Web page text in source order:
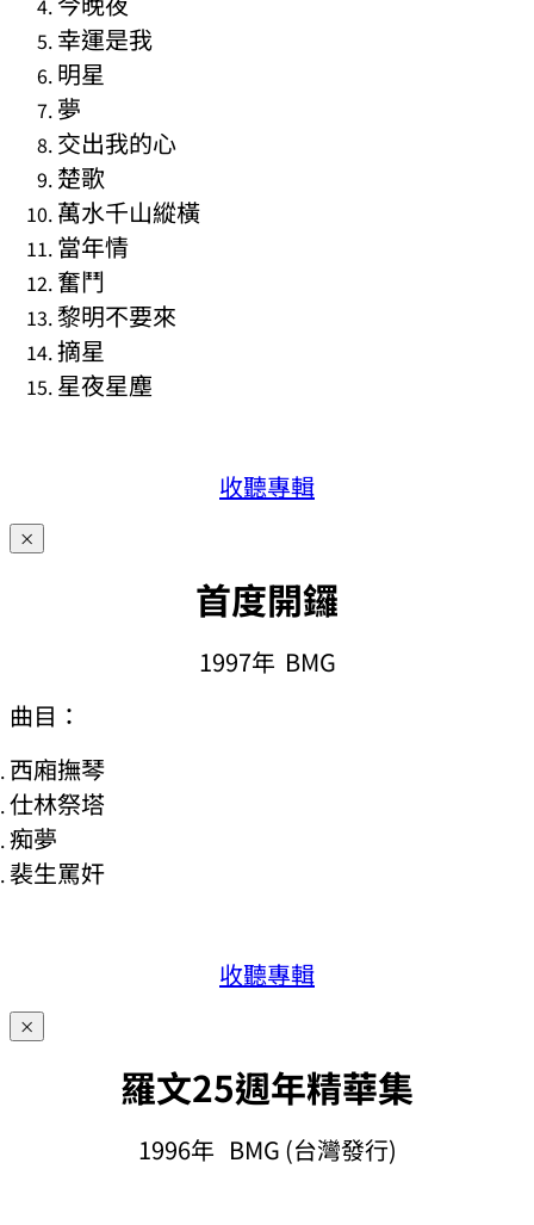
幸運是我
明星
夢
交出我的心
楚歌
萬水千山縱橫
當年情
奮鬥
黎明不要來
摘星
星夜星塵
收聽專輯
×
首度開鑼
1997年 BMG
曲目：
西廂撫琴
仕林祭塔
痴夢
裴生罵奸
收聽專輯
×
羅文25週年精華集
1996年 BMG (台灣發行)